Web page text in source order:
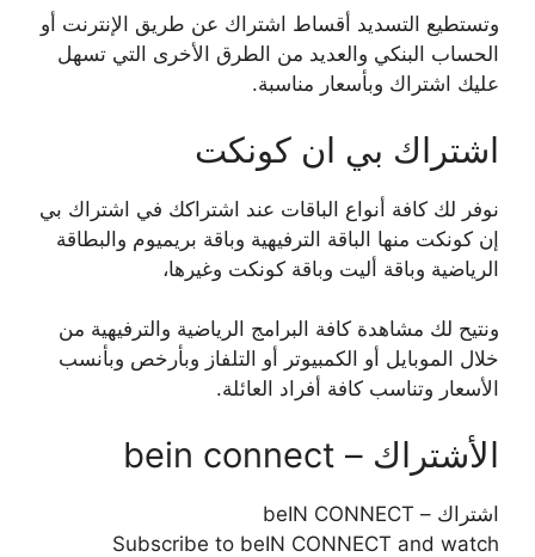
وتستطيع التسديد أقساط اشتراك عن طريق الإنترنت أو
الحساب البنكي والعديد من الطرق الأخرى التي تسهل
عليك اشتراك وبأسعار مناسبة.
اشتراك بي ان كونكت
نوفر لك كافة أنواع الباقات عند اشتراكك في اشتراك بي
إن كونكت منها الباقة الترفيهية وباقة بريميوم والبطاقة
الرياضية وباقة أليت وباقة كونكت وغيرها،
ونتيح لك مشاهدة كافة البرامج الرياضية والترفيهية من
خلال الموبايل أو الكمبيوتر أو التلفاز وبأرخص وبأنسب
الأسعار وتناسب كافة أفراد العائلة.
الأشتراك – bein connect
اشتراك – beIN CONNECT
Subscribe to beIN CONNECT and watch